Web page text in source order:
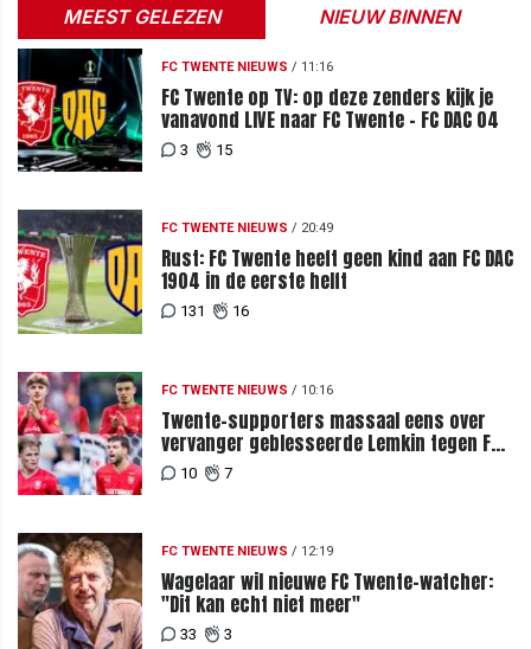
MEEST GELEZEN NIEUW BINNEN
FC TWENTE NIEUWS / 11:16
FC Twente op TV: op deze zenders kijk je
vanavond LIVE naar FC Twente - FC DAC 04
3 15
FC TWENTE NIEUWS / 20:49
Rust: FC Twente heeft geen kind aan FC DAC
1904 in de eerste helft
131 16
FC TWENTE NIEUWS / 10:16
Twente-supporters massaal eens over
vervanger geblesseerde Lemkin tegen FC
DAC 04
10 7
FC TWENTE NIEUWS / 12:19
Wagelaar wil nieuwe FC Twente-watcher:
"Dit kan echt niet meer"
33 3